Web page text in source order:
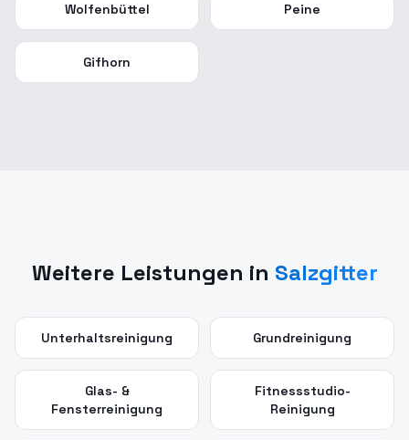
Wolfenbüttel Peine
Gifhorn
Weitere Leistungen in Salzgitter
Unterhaltsreinigung Grundreinigung
Glas- &
Fensterreinigung
Fitnessstudio-
Reinigung